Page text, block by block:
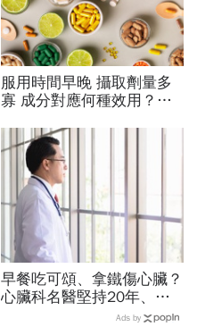
服用時間早晚 攝取劑量多
寡 成分對應何種效用？
吃才對
早餐吃可頌、拿鐵傷心臟？
心臟科名醫堅持20年、早
上9點前不做「5件事」：
Ads by